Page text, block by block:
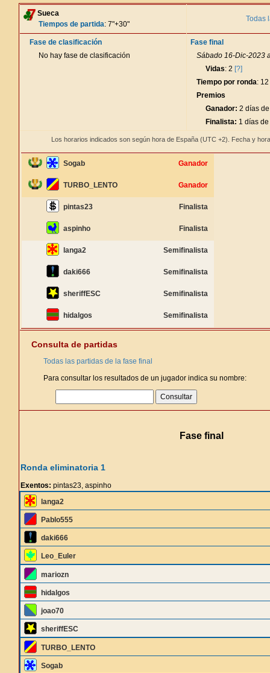
Sueca
Tiempos de partida: 7"+30"
Todas
Fase de clasificación
No hay fase de clasificación
Fase final
Sábado 16-Dic-2023
Vidas: 2 [?]
Tiempo por ronda:
Premios
Ganador: 2 días
Finalista: 1 días
Los horarios indicados son según hora de España (UTC +2). Fecha y
Sogab Ganador
TURBO_LENTO Ganador
pintas23 Finalista
aspinho Finalista
langa2 Semifinalista
daki666 Semifinalista
sheriffESC Semifinalista
hidalgos Semifinalista
Consulta de partidas
Todas las partidas de la fase final
Para consultar los resultados de un jugador indica su nombre:
Fase final
Ronda eliminatoria 1
Exentos: pintas23, aspinho
langa2
Pablo555
daki666
Leo_Euler
mariozn
hidalgos
joao70
sheriffESC
TURBO_LENTO
Sogab